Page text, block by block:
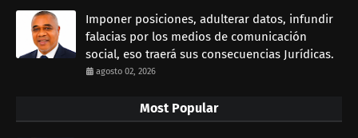
Imponer posiciones, adulterar datos, infundir
falacias por los medios de comunicación
social, eso traerá sus consecuencias Jurídicas.
agosto 02, 2026
Most Popular